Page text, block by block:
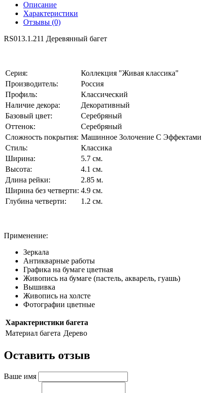
Описание
Характеристики
Отзывы (0)
RS013.1.211 Деревянный багет
Серия:
Коллекция "Живая классика"
Производитель:
Россия
Профиль:
Классический
Наличие декора:
Декоративный
Базовый цвет:
Серебряный
Оттенок:
Серебряный
Сложность покрытия: Машинное Золочение С Эффектами
Стиль:
Классика
Ширина:
5.7 см.
Высота:
4.1 см.
Длина рейки:
2.85 м.
Ширина без четверти: 4.9 см.
Глубина четверти:
1.2 см.
Применение:
Зеркала
Антикварные работы
Графика на бумаге цветная
Живопись на бумаге (пастель, акварель, гуашь)
Вышивка
Живопись на холсте
Фотографии цветные
Характеристики багета
Материал багета Дерево
Оставить отзыв
Ваше имя